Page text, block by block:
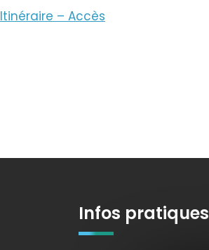
Itinéraire – Accès
Infos pratiques